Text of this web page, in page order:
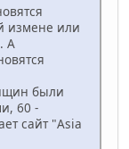
измене или
А
были
60 -
сайт "Asia